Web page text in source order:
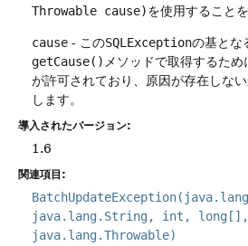
Throwable cause)を使用すること
cause - このSQLExceptionの基とな
getCause() メソッドで取得するた
が許可されており、原因が存在しな
します。
導入されたバージョン:
1.6
関連項目:
java.lang.String, int, long[],
java.lang.Throwable)